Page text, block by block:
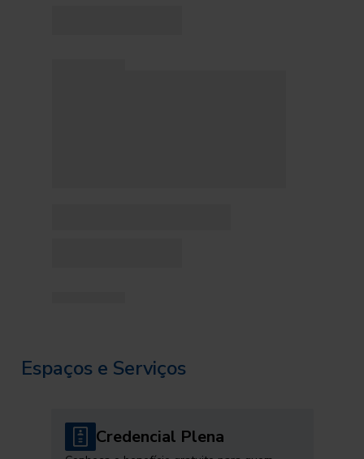
Espaços e Serviços
Credencial Plena